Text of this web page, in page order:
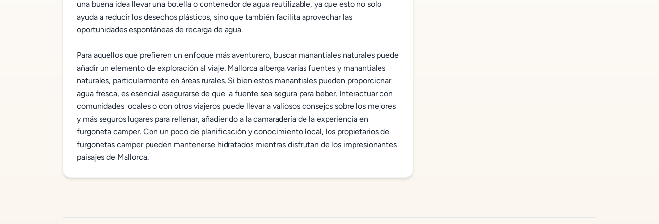
una buena idea llevar una botella o contenedor de agua reutilizable, ya que esto no solo
ayuda a reducir los desechos plásticos, sino que también facilita aprovechar las
oportunidades espontáneas de recarga de agua.
Para aquellos que prefieren un enfoque más aventurero, buscar manantiales naturales puede
añadir un elemento de exploración al viaje. Mallorca alberga varias fuentes y manantiales
naturales, particularmente en áreas rurales. Si bien estos manantiales pueden proporcionar
agua fresca, es esencial asegurarse de que la fuente sea segura para beber. Interactuar con
comunidades locales o con otros viajeros puede llevar a valiosos consejos sobre los mejores
y más seguros lugares para rellenar, añadiendo a la camaradería de la experiencia en
furgoneta camper. Con un poco de planificación y conocimiento local, los propietarios de
furgonetas camper pueden mantenerse hidratados mientras disfrutan de los impresionantes
paisajes de Mallorca.